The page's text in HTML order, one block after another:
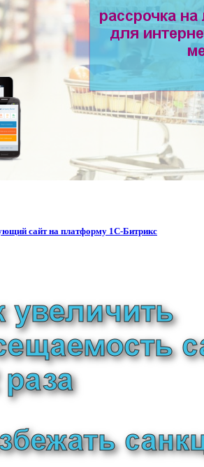
сайт на платформу 1С-Битрикс